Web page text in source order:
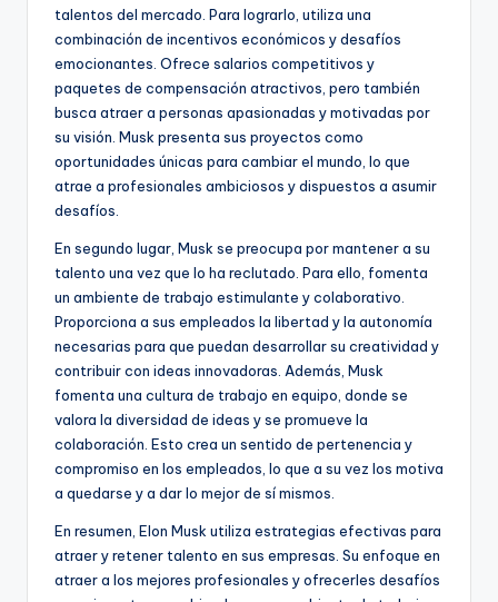
talentos del mercado. Para lograrlo, utiliza una
combinación de incentivos económicos y desafíos
emocionantes. Ofrece salarios competitivos y
paquetes de compensación atractivos, pero también
busca atraer a personas apasionadas y motivadas por
su visión. Musk presenta sus proyectos como
oportunidades únicas para cambiar el mundo, lo que
atrae a profesionales ambiciosos y dispuestos a asumir
desafíos.
En segundo lugar, Musk se preocupa por mantener a su
talento una vez que lo ha reclutado. Para ello, fomenta
un ambiente de trabajo estimulante y colaborativo.
Proporciona a sus empleados la libertad y la autonomía
necesarias para que puedan desarrollar su creatividad y
contribuir con ideas innovadoras. Además, Musk
fomenta una cultura de trabajo en equipo, donde se
valora la diversidad de ideas y se promueve la
colaboración. Esto crea un sentido de pertenencia y
compromiso en los empleados, lo que a su vez los motiva
a quedarse y a dar lo mejor de sí mismos.
En resumen, Elon Musk utiliza estrategias efectivas para
atraer y retener talento en sus empresas. Su enfoque en
atraer a los mejores profesionales y ofrecerles desafíos